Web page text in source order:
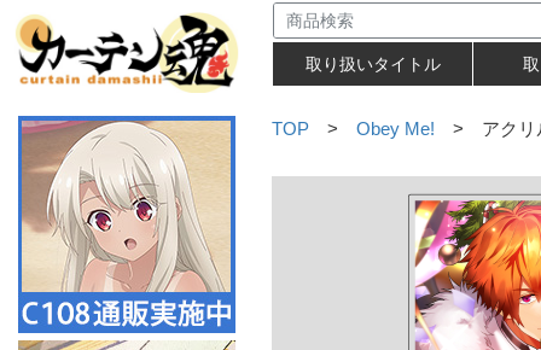
取り扱いタイトル
TOP > Obey Me! > アクリ